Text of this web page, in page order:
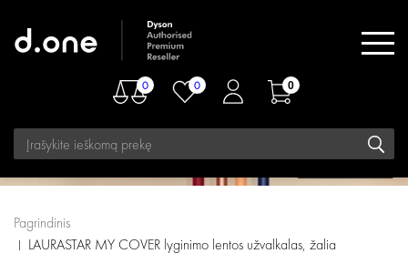
0 0 0
Pagrindinis
LAURASTAR MY COVER lyginimo lentos užvalkalas, žalia